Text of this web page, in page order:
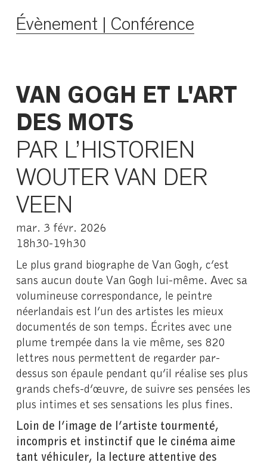
Évènement | Conférence
VAN GOGH ET L'ART
DES MOTS
PAR L’HISTORIEN
WOUTER VAN DER
VEEN
mar. 3 févr. 2026
18h30-19h30
Le plus grand biographe de Van Gogh, c’est
sans aucun doute Van Gogh lui-même. Avec sa
volumineuse correspondance, le peintre
néerlandais est l’un des artistes les mieux
documentés de son temps. Écrites avec une
plume trempée dans la vie même, ses 820
lettres nous permettent de regarder par-
dessus son épaule pendant qu’il réalise ses plus
grands chefs-d’œuvre, de suivre ses pensées les
plus intimes et ses sensations les plus fines.
Loin de l’image de l’artiste tourmenté,
incompris et instinctif que le cinéma aime
tant véhiculer, la lecture attentive des